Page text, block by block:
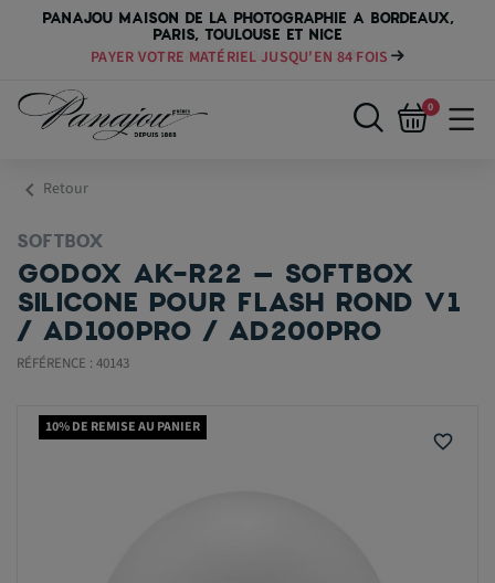
PANAJOU MAISON DE LA PHOTOGRAPHIE A BORDEAUX,
PARIS, TOULOUSE ET NICE
PAYER VOTRE MATÉRIEL JUSQU'EN 84 FOIS
0
chevron_left Retour
SOFTBOX
GODOX AK-R22 – SOFTBOX
SILICONE POUR FLASH ROND V1
/ AD100PRO / AD200PRO
RÉFÉRENCE : 40143
10% DE REMISE AU PANIER
favorite_border